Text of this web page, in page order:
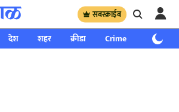
सबस्क्राईब
देश शहर क्रीडा Crime साप्ताहिक